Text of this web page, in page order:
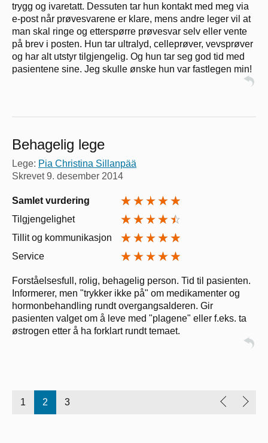
trygg og ivaretatt. Dessuten tar hun kontakt med meg via
e-post når prøvesvarene er klare, mens andre leger vil at
man skal ringe og etterspørre prøvesvar selv eller vente
på brev i posten. Hun tar ultralyd, celleprøver, vevsprøver
og har alt utstyr tilgjengelig. Og hun tar seg god tid med
pasientene sine. Jeg skulle ønske hun var fastlegen min!
Behagelig lege
Lege: Pia Christina Sillanpää
Skrevet9. desember 2014
Samlet vurdering
Tilgjengelighet
Tillit og kommunikasjon
Service
Forståelsesfull, rolig, behagelig person. Tid til pasienten.
Informerer, men "trykker ikke på" om medikamenter og
hormonbehandling rundt overgangsalderen. Gir
pasienten valget om å leve med "plagene" eller f.eks. ta
østrogen etter å ha forklart rundt temaet.
1 2 3